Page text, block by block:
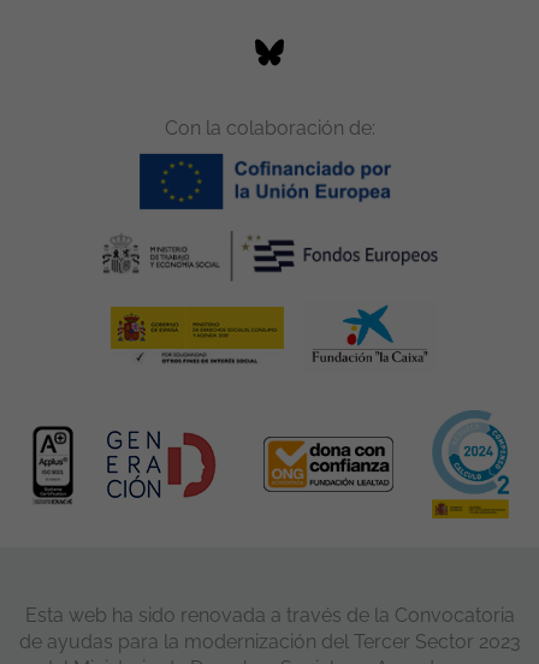
Con la colaboración de:
Esta web ha sido renovada a través de la Convocatoria
de ayudas para la modernización del Tercer Sector 2023